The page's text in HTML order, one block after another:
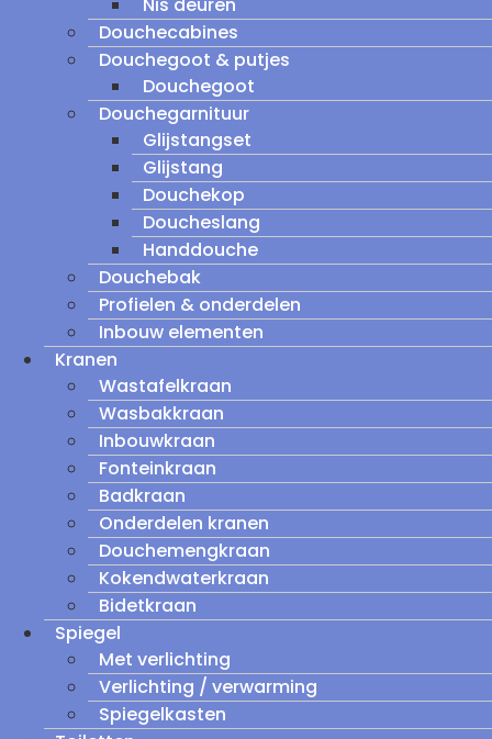
Douchecabines
Douchegoot & putjes
Douchegoot
Douchegarnituur
Glijstangset
Glijstang
Douchekop
Doucheslang
Handdouche
Douchebak
Profielen & onderdelen
Inbouw elementen
Kranen
Wastafelkraan
Wasbakkraan
Inbouwkraan
Fonteinkraan
Badkraan
Onderdelen kranen
Douchemengkraan
Kokendwaterkraan
Bidetkraan
Spiegel
Met verlichting
Verlichting / verwarming
Spiegelkasten